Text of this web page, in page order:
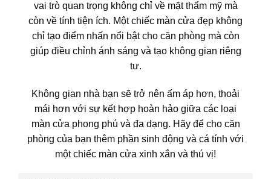
vai trò quan trọng không chỉ về mặt thẩm mỹ mà
còn về tính tiện ích. Một chiếc màn cửa đẹp không
chỉ tạo điểm nhấn nổi bật cho căn phòng mà còn
giúp điều chỉnh ánh sáng và tạo không gian riêng
tư.
Không gian nhà bạn sẽ trở nên ấm áp hơn, thoải
mái hơn với sự kết hợp hoàn hảo giữa các loại
màn cửa phong phú và đa dạng. Hãy để cho căn
phòng của bạn thêm phần sinh động và cá tính với
một chiếc màn cửa xinh xắn và thú vị!